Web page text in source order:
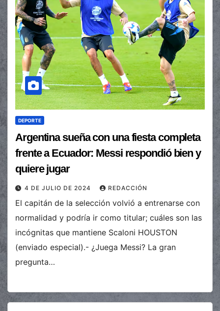
DEPORTE
Argentina sueña con una fiesta completa
frente a Ecuador: Messi respondió bien y
quiere jugar
4 DE JULIO DE 2024 REDACCIÓN
El capitán de la selección volvió a entrenarse con
normalidad y podría ir como titular; cuáles son las
incógnitas que mantiene Scaloni HOUSTON
(enviado especial).- ¿Juega Messi? La gran
pregunta…